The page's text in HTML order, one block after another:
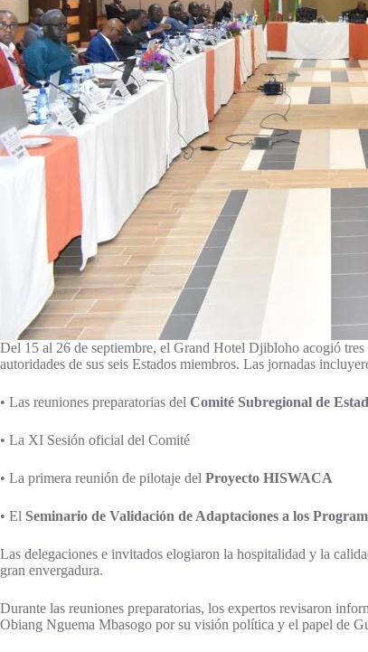
Del 15 al 26 de septiembre, el Grand Hotel Djibloho acogió tres
autoridades de sus seis Estados miembros. Las jornadas
• Las reuniones preparatorias del Comité Subregional de
• La XI Sesión oficial del Comité
• La primera reunión de pilotaje del Proyecto HISWACA
• El Seminario de Validación de Adaptaciones a los
Las delegaciones e invitados elogiaron la hospitalidad y la
gran envergadura.
Durante las reuniones preparatorias, los expertos revisaron
Obiang Nguema Mbasogo por su visión política y el papel de